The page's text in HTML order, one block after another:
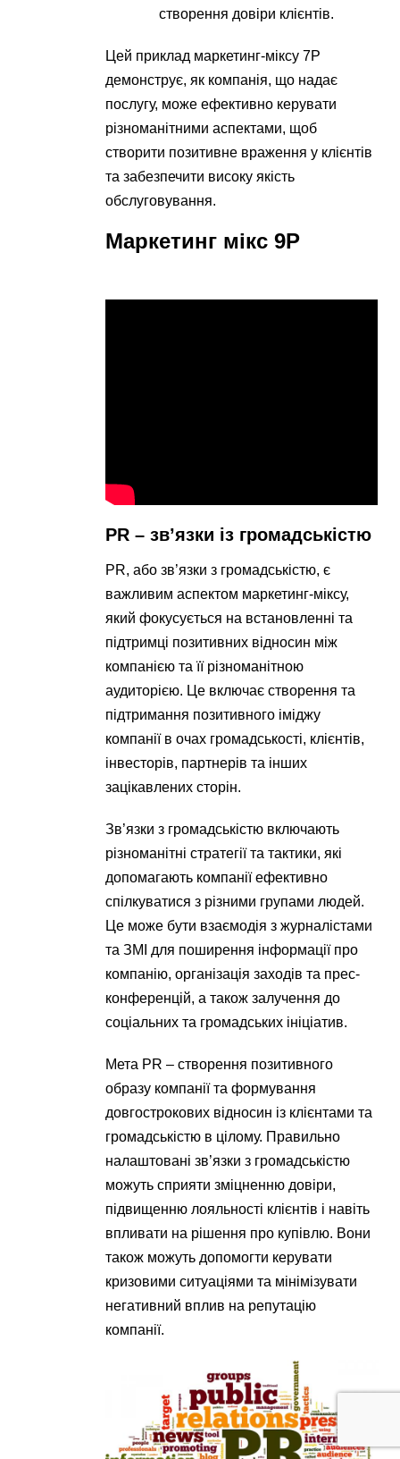
створення довіри клієнтів.
Цей приклад маркетинг-міксу 7P
демонструє, як компанія, що надає
послугу, може ефективно керувати
різноманітними аспектами, щоб
створити позитивне враження у клієнтів
та забезпечити високу якість
обслуговування.
Маркетинг мікс 9P
PR – зв’язки із громадськістю
PR, або зв’язки з громадськістю, є
важливим аспектом маркетинг-міксу,
який фокусується на встановленні та
підтримці позитивних відносин між
компанією та її різноманітною
аудиторією. Це включає створення та
підтримання позитивного іміджу
компанії в очах громадськості, клієнтів,
інвесторів, партнерів та інших
зацікавлених сторін.
Зв’язки з громадськістю включають
різноманітні стратегії та тактики, які
допомагають компанії ефективно
спілкуватися з різними групами людей.
Це може бути взаємодія з журналістами
та ЗМІ для поширення інформації про
компанію, організація заходів та прес-
конференцій, а також залучення до
соціальних та громадських ініціатив.
Мета PR – створення позитивного
образу компанії та формування
довгострокових відносин із клієнтами та
громадськістю в цілому. Правильно
налаштовані зв’язки з громадськістю
можуть сприяти зміцненню довіри,
підвищенню лояльності клієнтів і навіть
впливати на рішення про купівлю. Вони
також можуть допомогти керувати
кризовими ситуаціями та мінімізувати
негативний вплив на репутацію
компанії.